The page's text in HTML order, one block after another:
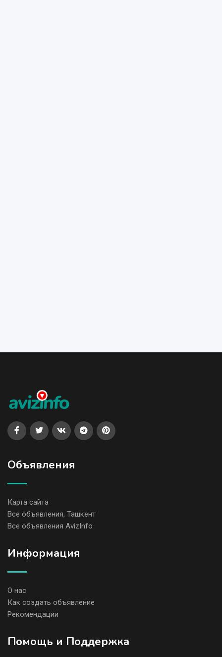
Объявления
Карта сайта
Все объявления, Ташкент
Все объявления AvizInfo
Информация
О нас
Как создать объявление
Рекомендации
Помощь и Поддержка